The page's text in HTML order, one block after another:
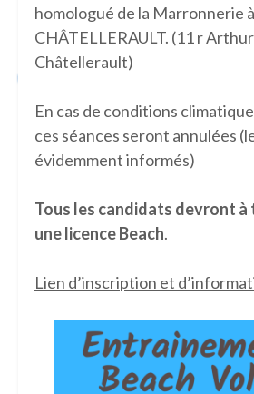
homologué de la Marronnerie à
CHÂTELLERAULT. (11 r
Châtellerault)
En cas de conditions
ces séances seront annulées
évidemment informés)
Tous les candidats devront à
une licence Beach.
Lien d’inscription et